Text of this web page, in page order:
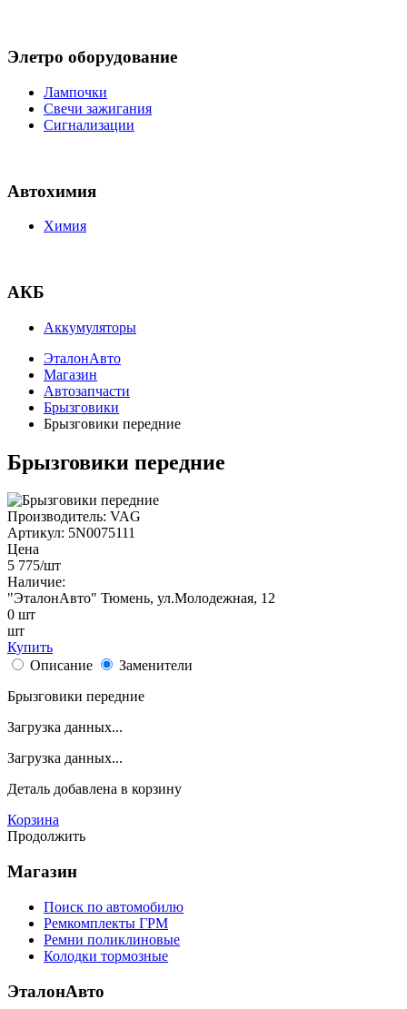
Элетро оборудование
Лампочки
Свечи зажигания
Сигнализации
Автохимия
Химия
АКБ
Аккумуляторы
ЭталонАвто
Магазин
Автозапчасти
Брызговики
Брызговики передние
Брызговики передние
Производитель: VAG
Артикул: 5N0075111
Цена
5 775/шт
Наличие:
"ЭталонАвто" Тюмень, ул.Молодежная, 12
0 шт
шт
Купить
Описание
Заменители
Брызговики передние
Загрузка данных...
Загрузка данных...
Деталь добавлена в корзину
Корзина
Продолжить
Магазин
Поиск по автомобилю
Ремкомплекты ГРМ
Ремни поликлиновые
Колодки тормозные
ЭталонАвто